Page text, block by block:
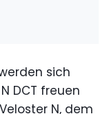
sich
DCT freuen
N, dem